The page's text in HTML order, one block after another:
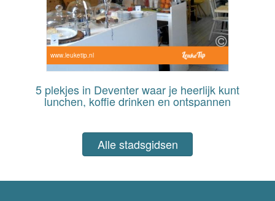
www.leuketip.nl
5 plekjes in Deventer waar je heerlijk kunt
lunchen, koffie drinken en ontspannen
Alle stadsgidsen